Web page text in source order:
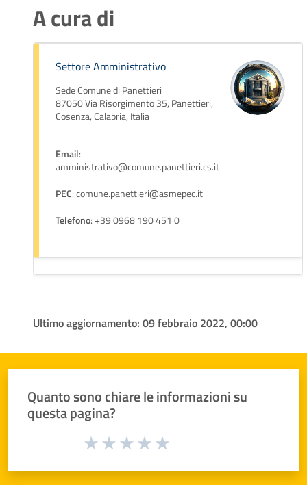
A cura di
Settore Amministrativo
Sede Comune di Panettieri
87050 Via Risorgimento 35, Panettieri,
Cosenza, Calabria, Italia
Email:
amministrativo@comune.panettieri.cs.it
PEC: comune.panettieri@asmepec.it
Telefono: +39 0968 190 451 0
Ultimo aggiornamento: 09 febbraio 2022, 00:00
Quanto sono chiare le informazioni su
questa pagina?
Valuta da 1 a 5 stelle la pagina